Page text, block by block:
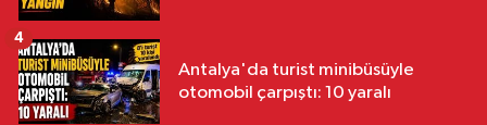
Antalya'da turist minibüsüyle
otomobil çarpıştı: 10 yaralı
4